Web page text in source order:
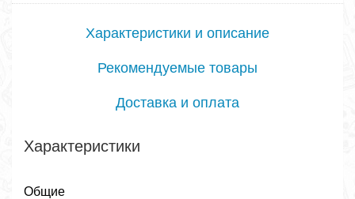
Характеристики и описание
Рекомендуемые товары
Доставка и оплата
Характеристики
Общие